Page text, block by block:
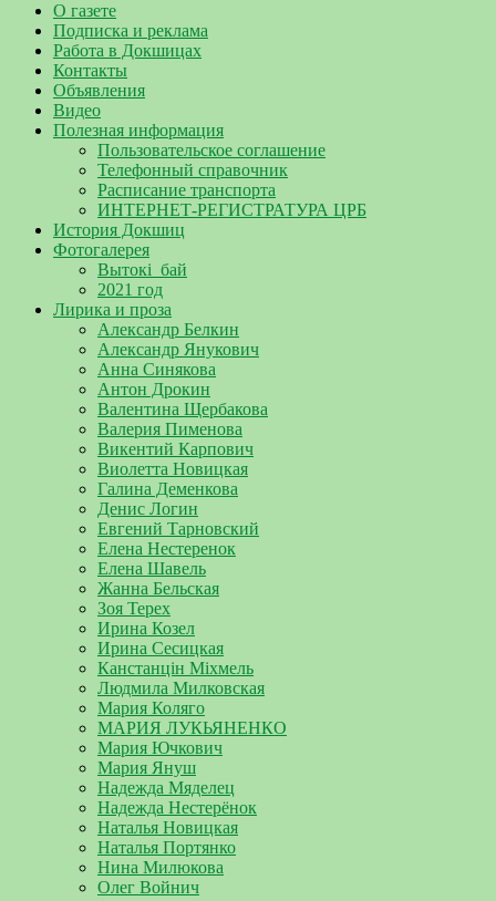
О газете
Подписка и реклама
Работа в Докшицах
Контакты
Объявления
Видео
Полезная информация
Пользовательское соглашение
Телефонный справочник
Расписание транспорта
ИНТЕРНЕТ-РЕГИСТРАТУРА ЦРБ
История Докшиц
Фотогалерея
Вытокі_бай
2021 год
Лирика и проза
Александр Белкин
Александр Янукович
Анна Синякова
Антон Дрокин
Валентина Щербакова
Валерия Пименова
Викентий Карпович
Виолетта Новицкая
Галина Деменкова
Денис Логин
Евгений Тарновский
Елена Нестеренок
Елена Шавель
Жанна Бельская
Зоя Терех
Ирина Козел
Ирина Сесицкая
Канстанцін Міхмель
Людмила Милковская
Мария Коляго
МАРИЯ ЛУКЬЯНЕНКО
Мария Ючкович
Мария Януш
Надежда Мяделец
Надежда Нестерёнок
Наталья Новицкая
Наталья Портянко
Нина Милюкова
Олег Войнич